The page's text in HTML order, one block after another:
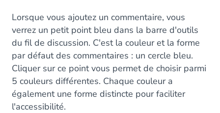
Lorsque vous ajoutez un commentaire, vous
verrez un petit point bleu dans la barre d'outils
du fil de discussion. C'est la couleur et la forme
par défaut des commentaires : un cercle bleu.
Cliquer sur ce point vous permet de choisir parmi
5 couleurs différentes. Chaque couleur a
également une forme distincte pour faciliter
l'accessibilité.